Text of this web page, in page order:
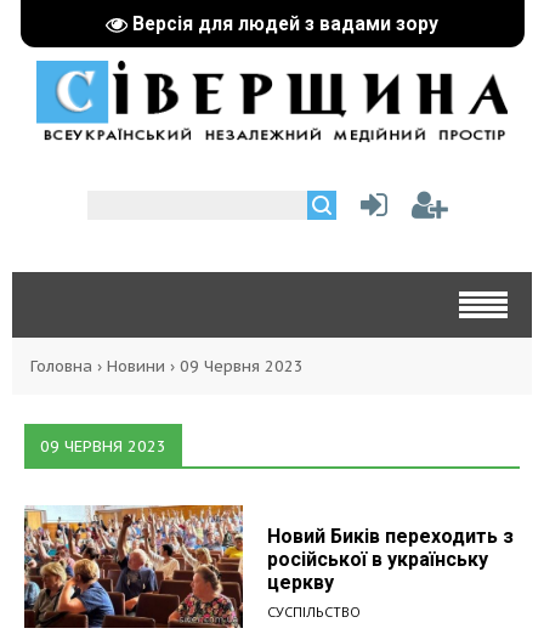
Версія для людей з вадами зору
Головна › Новини › 09 Червня 2023
09 ЧЕРВНЯ 2023
Новий Биків переходить з
російської в українську
церкву
СУСПІЛЬСТВО